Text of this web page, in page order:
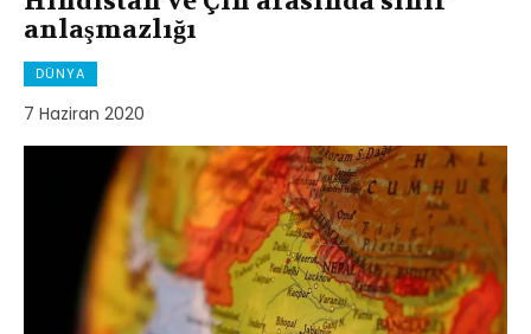
anlaşmazlığı
DÜNYA
7 Haziran 2020